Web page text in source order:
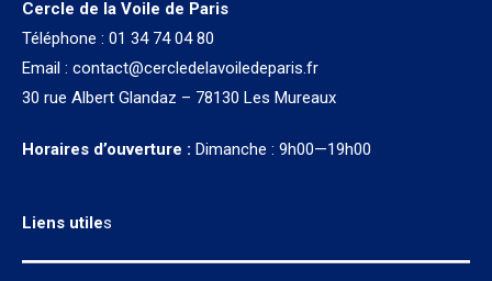
Cercle de la Voile de Paris
Téléphone : 01 34 74 04 80
Email : contact@cercledelavoiledeparis.fr
30 rue Albert Glandaz – 78130 Les Mureaux
Horaires d’ouverture : Dimanche : 9h00—19h00
Liens utiles